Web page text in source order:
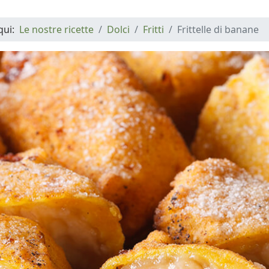
Le nostre ricette Dolci Fritti Frittelle di banane